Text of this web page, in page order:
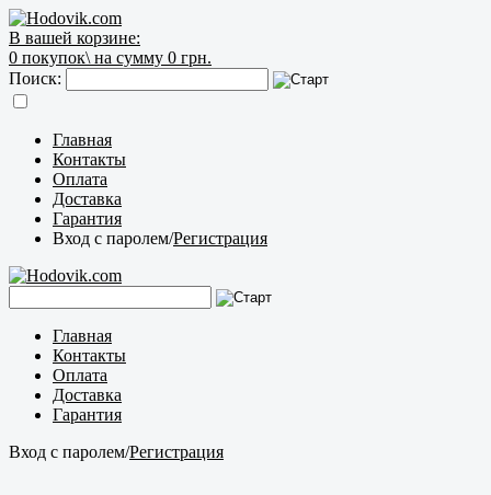
В вашей корзине:
0 покупок\ на сумму 0 грн.
Поиск:
Главная
Контакты
Оплата
Доставка
Гарантия
Вход с паролем/Регистрация
Главная
Контакты
Оплата
Доставка
Гарантия
Вход с паролем/Регистрация